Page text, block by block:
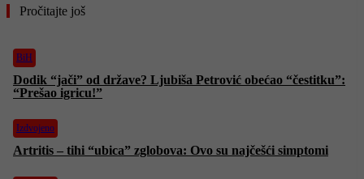
Pročitajte još
BiH
Dodik “jači” od države? Ljubiša Petrović obećao “čestitku”:
“Prešao igricu!”
Izdvojeno
Artritis – tihi “ubica” zglobova: Ovo su najčešći simptomi